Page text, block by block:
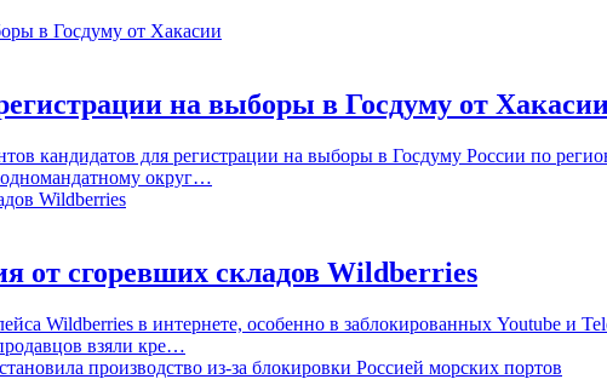
на выборы в Госдуму от
кандидатов для регистрации на выборы в Госдуму России по
одномандатному округ…
от сгоревших складов Wildberries
Wildberries в интернете, особенно в заблокированных Youtube и
взяли кре…